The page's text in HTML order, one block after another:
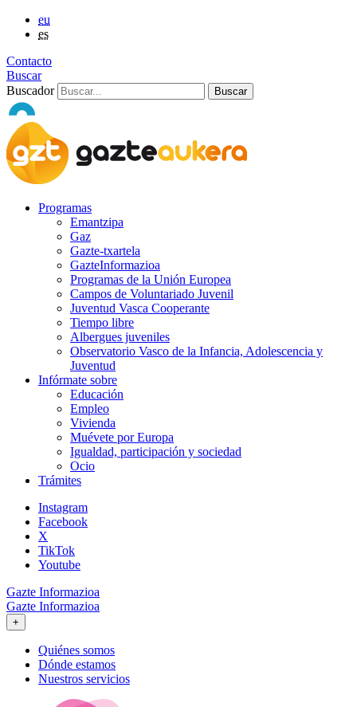
eu
es
Contacto
Buscar
Buscador
Programas
Emantzipa
Gaz
Gazte-txartela
GazteInformazioa
Programas de la Unión Europea
Campos de Voluntariado Juvenil
Juventud Vasca Cooperante
Tiempo libre
Albergues juveniles
Observatorio Vasco de la Infancia, Adolescencia y
Juventud
Infórmate sobre
Educación
Empleo
Vivienda
Muévete por Europa
Igualdad, participación y sociedad
Ocio
Trámites
Instagram
Facebook
X
TikTok
Youtube
Gazte Informazioa
Gazte Informazioa
+
Quiénes somos
Dónde estamos
Nuestros servicios